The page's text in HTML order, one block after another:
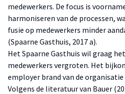
medewerkers. De focus is
harmoniseren van de processen,
fusie op medewerkers minder
(Spaarne Gasthuis, 2017 a).
Het Spaarne Gasthuis wil graag
medewerkers vergroten. Het
employer brand van de
Volgens de literatuur van Bauer